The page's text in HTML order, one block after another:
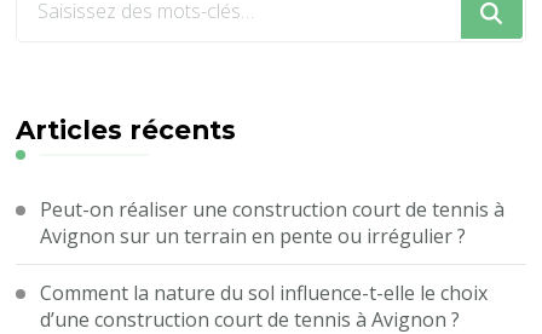
?
Articles récents
Peut-on réaliser une construction court de tennis à
Avignon sur un terrain en pente ou irrégulier ?
Comment la nature du sol influence-t-elle le choix
d’une construction court de tennis à Avignon ?